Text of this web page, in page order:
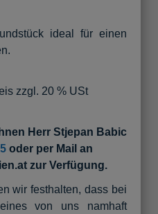
ideal für einen
zzgl. 20 % USt
Herr Stjepan Babic
oder per Mail an
zur Verfügung.
wir festhalten, dass bei
von uns namhaft